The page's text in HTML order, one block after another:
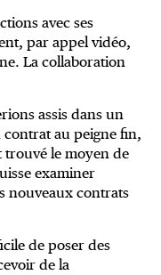
avec ses
par appel vidéo,
La collaboration
assis dans un
contrat au peigne fin,
trouvé le moyen de
examiner
nouveaux contrats
de poser des
de la